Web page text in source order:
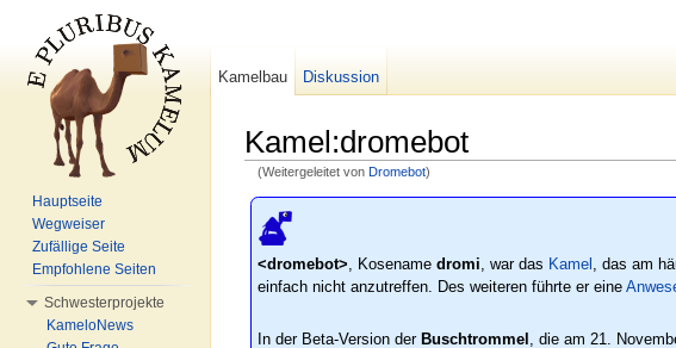
Kamel:dromebot
(Weitergeleitet von Dromebot)
<dromebot>, Kosename dromi, war das Kamel , das am
einfach nicht anzutreffen. Des weiteren führte er eine
In der Beta-Version der Buschtrommel , die am 21.
Kamelbau Diskussion
Hauptseite
Wegweiser
Zufällige Seite
Empfohlene Seiten
Schwesterprojekte
KameloNews